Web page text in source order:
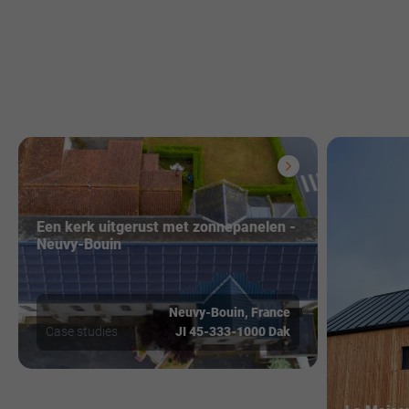
Een kerk uitgerust met zonnepanelen -
Neuvy-Bouin
Neuvy-Bouin, France
Case studies
JI 45-333-1000 Dak